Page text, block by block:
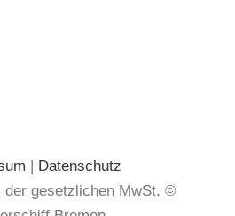
Datenschutz
der gesetzlichen MwSt. ©